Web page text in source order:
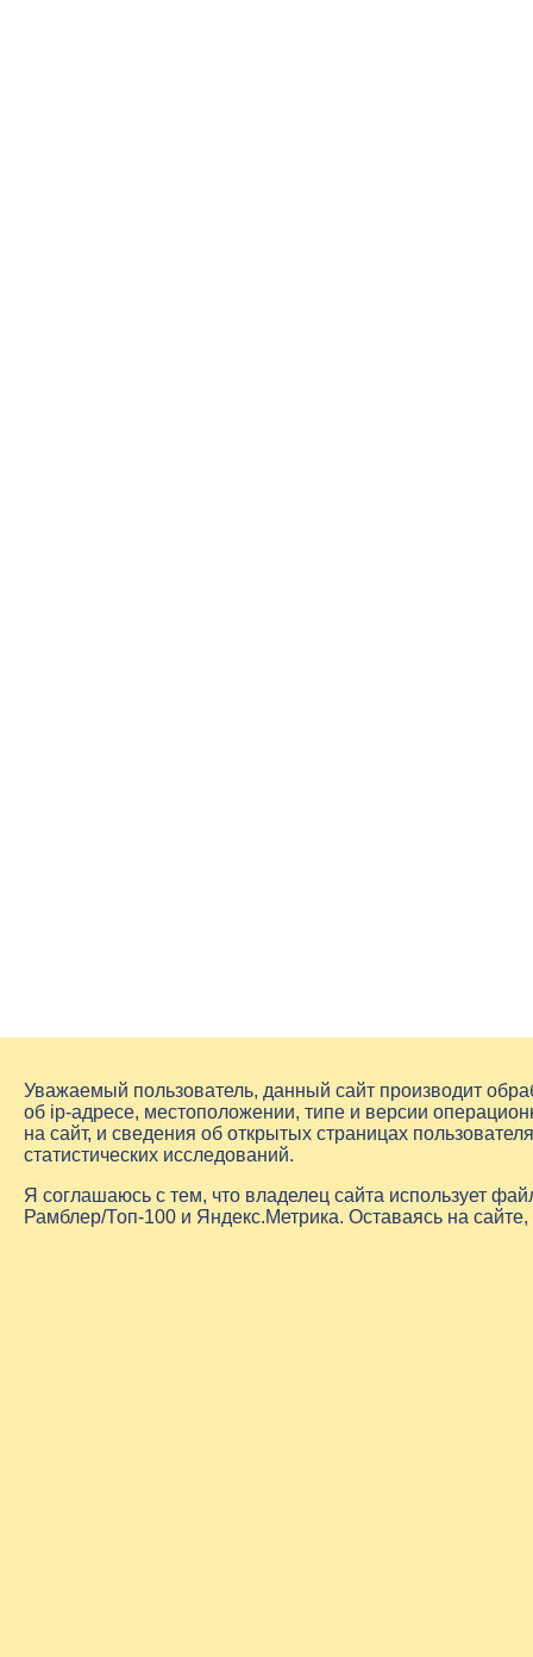
Уважаемый пользователь, данный сайт производит
об ip-адресе, местоположении, типе и версии
на сайт, и сведения об открытых страницах
статистических исследований.
Я соглашаюсь с тем, что владелец сайта использует
Рамблер/Топ-100 и Яндекс.Метрика. Оставаясь на